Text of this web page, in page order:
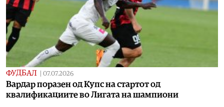
ФУДБАЛ 07.07.2026
Вардар поразен од Купс на стартот од
квалификациите во Лигата на шампиони